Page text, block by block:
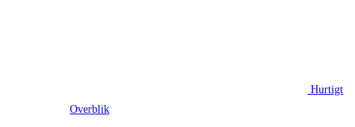
Hurtigt
Overblik